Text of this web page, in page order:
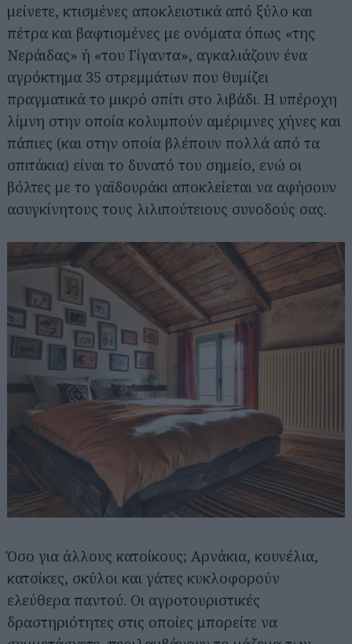
μείνετε, κτισμένες αποκλειστικά από ξύλο και
πέτρα και βαφτισμένες με ονόματα όπως «της
Νεράιδας» ή «του Γίγαντα», αγκαλιάζουν ένα
αγρόκτημα 35 στρεμμάτων που θυμίζει
πραγματικά το μικρό σπίτι στο λιβάδι. Η υπέροχη
λίμνη στην οποία κολυμπούν αμέριμνες χήνες και
πάπιες (και στην οποία βλέπουν πολλά από τα
σπιτάκια) είναι το δυνατό του σημείο, ενώ οι
βόλτες με το γαϊδουράκι αποκλείεται να αφήσουν
ασυγκίνητους τους λιλιπούτειους συνοδούς σας.
Όσο για άλλους κατοίκους; Αρνάκια, κουνέλια,
κατσίκες, σκύλοι και γάτες κυκλοφορούν
ελεύθερα παντού. Οι αγροτουριστικές
δραστηριότητες στις οποίες μπορείτε να
Αναζήτηση